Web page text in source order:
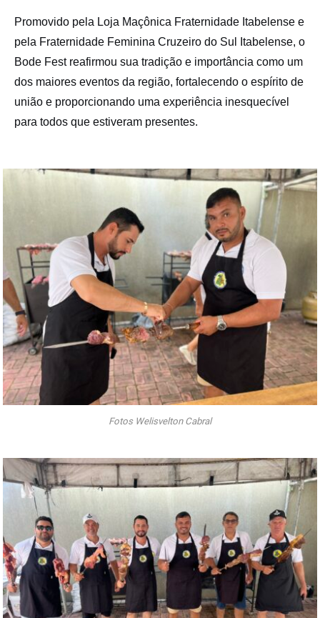
Promovido pela Loja Maçônica Fraternidade Itabelense e
pela Fraternidade Feminina Cruzeiro do Sul Itabelense, o
Bode Fest reafirmou sua tradição e importância como um
dos maiores eventos da região, fortalecendo o espírito de
união e proporcionando uma experiência inesquecível
para todos que estiveram presentes.
Fotos Welisvelton Cabral